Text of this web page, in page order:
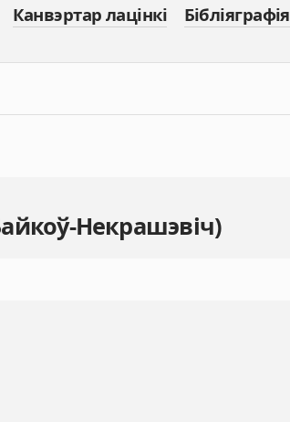
Канвэртар лацінкі Бібліяграфія
Некрашэвіч)